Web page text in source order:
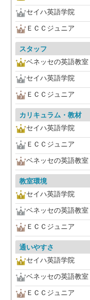
セイハ英語学院
ＥＣＣジュニア
スタッフ
ベネッセの英語教
セイハ英語学院
ＥＣＣジュニア
カリキュラム・教材
セイハ英語学院
ＥＣＣジュニア
ベネッセの英語教
教室環境
セイハ英語学院
ベネッセの英語教
ＥＣＣジュニア
通いやすさ
セイハ英語学院
ベネッセの英語教
ＥＣＣジュニア